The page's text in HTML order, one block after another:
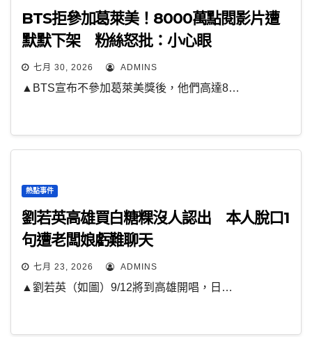
BTS拒參加葛萊美！8000萬點閱影片遭
默默下架 粉絲怒批：小心眼
七月 30, 2026 ADMINS
▲BTS宣布不參加葛萊美獎後，他們高達8…
熱點事件
劉若英高雄買白糖粿沒人認出 本人脫口1
句遭老闆娘虧難聊天
七月 23, 2026 ADMINS
▲劉若英（如圖）9/12將到高雄開唱，日…